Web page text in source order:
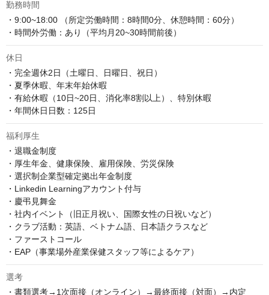
勤務時間
・9:00~18:00 （所定労働時間：8時間0分、休憩時間：60分）
・時間外労働：あり（平均月20~30時間前後）
休日
・完全週休2日（土曜日、日曜日、祝日）
・夏季休暇、年末年始休暇
・有給休暇（10日~20日、消化率8割以上）、特別休暇
・年間休日日数：125日
福利厚生
・退職金制度
・厚生年金、健康保険、雇用保険、労災保険
・選択制企業型確定拠出年金制度
・Linkedin Learningアカウント付与
・慶弔見舞金
・社内イベント（旧正月祝い、国際女性の日祝いなど）
・クラブ活動：英語、ベトナム語、日本語クラスなど
・ファーストコール
・EAP（事業場外産業保健スタッフ等によるケア）
選考
・書類選考→1次面接（オンライン）→最終面接（対面）→内定